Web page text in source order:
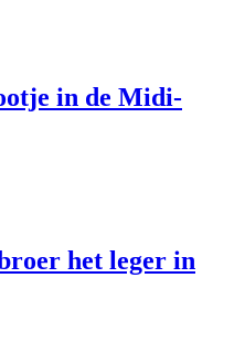
in de Midi-
het leger in